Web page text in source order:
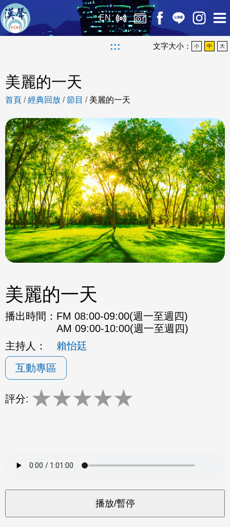
EN
::: 文字大小： 小 中 大
美麗的一天
首頁 /經典回放 /節目 / 美麗的一天
美麗的一天
播出時間： FM 08:00-09:00(週一至週四)
AM 09:00-10:00(週一至週四)
主持人：
賴怡廷
互動專區
評分: ★★★★★